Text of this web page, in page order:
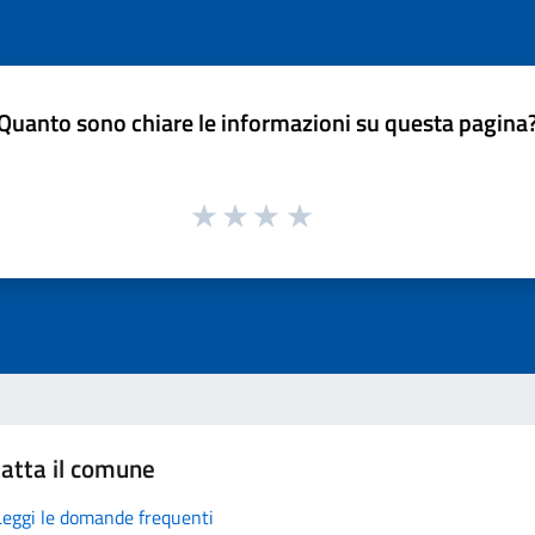
sono chiare le informazioni su questa
il comune
le domande frequenti